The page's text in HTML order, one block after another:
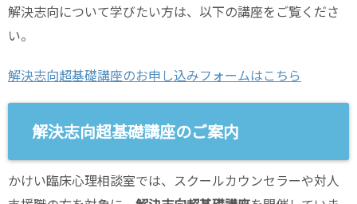
解決志向について学びたい方は、以下の講座をご覧くださ
い。
解決志向超基礎講座のお申し込みフォームはこちら
解決志向超基礎講座のご案内
かけい臨床心理相談室では、スクールカウンセラーや対人